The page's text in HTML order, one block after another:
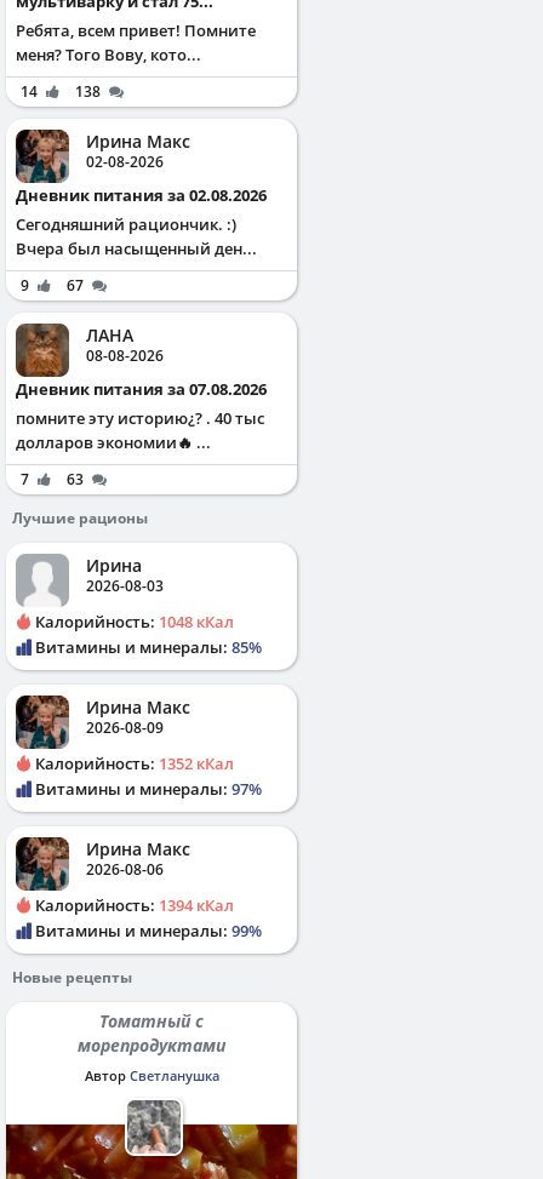
Ребята, всем привет! Помните
меня? Того Вову, кото...
14 138
Ирина Макс
02-08-2026
Дневник питания за 02.08.2026
Сегодняшний рациончик. :)
Вчера был насыщенный ден...
9 67
ЛАНА
08-08-2026
Дневник питания за 07.08.2026
помните эту историю¿? . 40 тыс
долларов экономии🔥 ...
7
63
Лучшие рационы
Ирина
2026-08-03
Калорийность: 1048 кКал
Витамины и минералы: 85%
Ирина Макс
2026-08-09
Калорийность: 1352 кКал
Витамины и минералы: 97%
Ирина Макс
2026-08-06
Калорийность: 1394 кКал
Витамины и минералы: 99%
Новые рецепты
Томатный с
морепродуктами
Автор Светланушка